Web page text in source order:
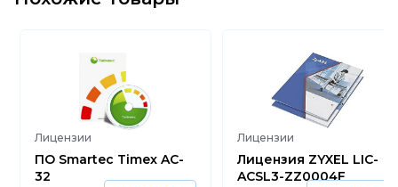
Лицензии
ПО Smartec Timex AC-
32
Лицензии
Лицензия ZYXEL LIC-
ACSL3-ZZ0004F